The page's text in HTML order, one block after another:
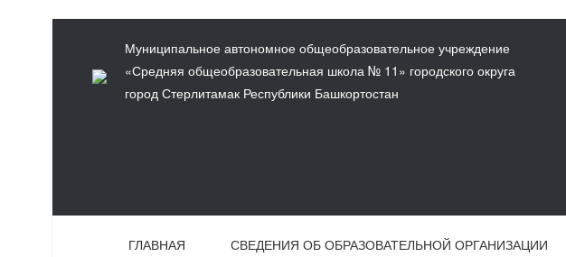
Муниципальное автономное общеобразовательное учреждение
«Средняя общеобразовательная школа № 11» городского округа
город Стерлитамак Республики Башкортостан
ГЛАВНАЯ СВЕДЕНИЯ ОБ ОБРАЗОВАТЕЛЬНОЙ ОРГАНИЗАЦИИ